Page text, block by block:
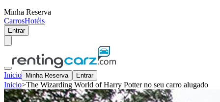
Minha Reserva
CarrosHotéis
Entrar
Inicio Minha Reserva Entrar
Inicio>The Wizarding World of Harry Potter no seu carro alugado